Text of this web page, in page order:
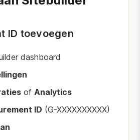
ID toevoegen
dashboard
of Analytics
ID (G-XXXXXXXXXX)